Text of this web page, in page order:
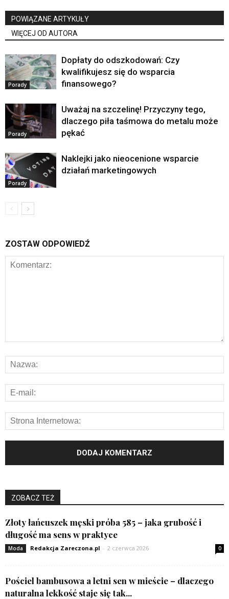
POWIĄZANE ARTYKUŁY
WIĘCEJ OD AUTORA
Porady
Dopłaty do odszkodowań: Czy
kwalifikujesz się do wsparcia
finansowego?
Porady
Uważaj na szczelinę! Przyczyny tego,
dlaczego piła taśmowa do metalu może
pękać
Porady
Naklejki jako nieocenione wsparcie
działań marketingowych
ZOSTAW ODPOWIEDŹ
ZOBACZ TEŻ
Złoty łańcuszek męski próba 585 – jaka grubość i
długość ma sens w praktyce
Moda Redakcja Zareczona.pl - 2 czerwca 2026 0
Pościel bambusowa a letni sen w mieście – dlaczego
naturalna lekkość staje się tak...